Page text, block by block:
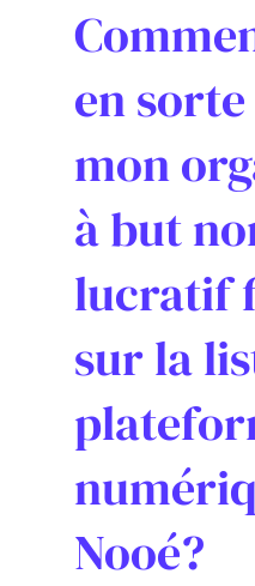
en
mon
à but
lucratif
sur la
Nooé?